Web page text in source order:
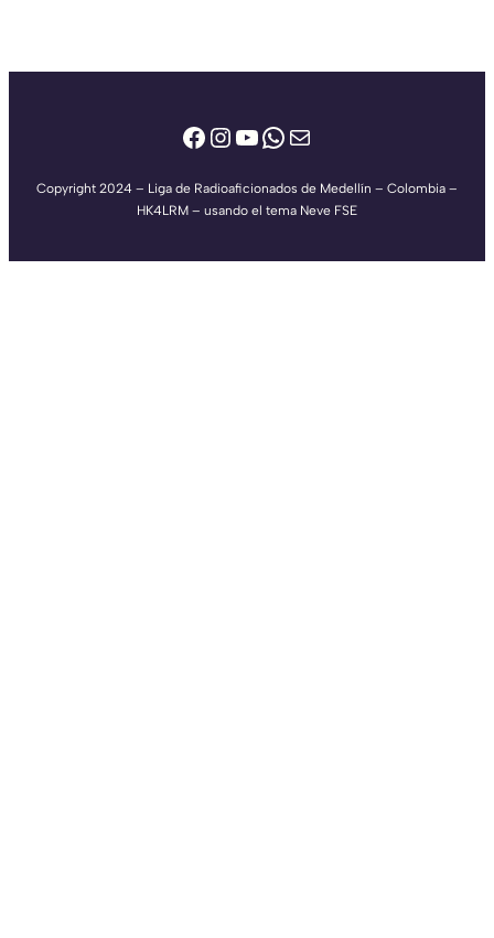
Facebook
Instagram
YouTube
WhatsApp
Correo electrónico
Copyright 2024 – Liga de Radioaficionados de Medellín – Colombia –
HK4LRM – usando el tema Neve FSE